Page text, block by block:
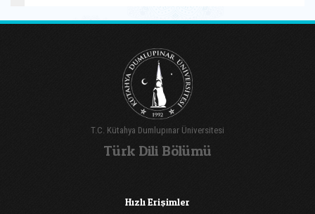
T.C. Kütahya Dumlupınar Üniversitesi
Türk Dili Bölümü
Hızlı Erişimler